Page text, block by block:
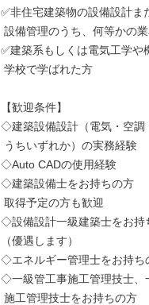
✅非住宅建築物の設備設計ま
✅建築系もしくは電気工学や
【歓迎条件】
◇建築設備設計（電気・空調
◇Auto CADの使用経験
◇建築設備士をお持ちの方
◇設備設計一級建築士をお持
（優遇します）
◇エネルギー管理士をお持ち
◇一級管工事施工管理技士、